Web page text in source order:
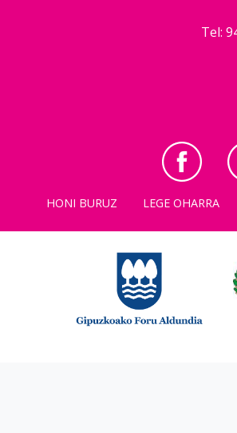
Tel:
HONI BURUZ LEGE OHARRA